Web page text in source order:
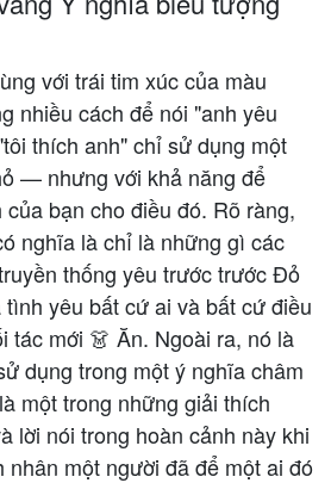
với trái tim xúc của màu
nhiều cách để nói "anh yêu
thích anh" chỉ sử dụng một
— nhưng với khả năng để
bạn cho điều đó. Rõ ràng,
nghĩa là chỉ là những gì các
thống yêu trước trước Đỏ
yêu bất cứ ai và bất cứ điều
mới 👗 Ăn. Ngoài ra, nó là
dụng trong một ý nghĩa châm
một trong những giải thích
lời nói trong hoàn cảnh này khi
nhân một người đã để một ai đó